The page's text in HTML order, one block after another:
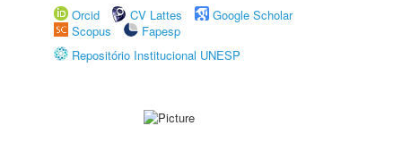
Orcid
CV Lattes
Google Scholar
Scopus
Fapesp
Repositório Institucional UNESP